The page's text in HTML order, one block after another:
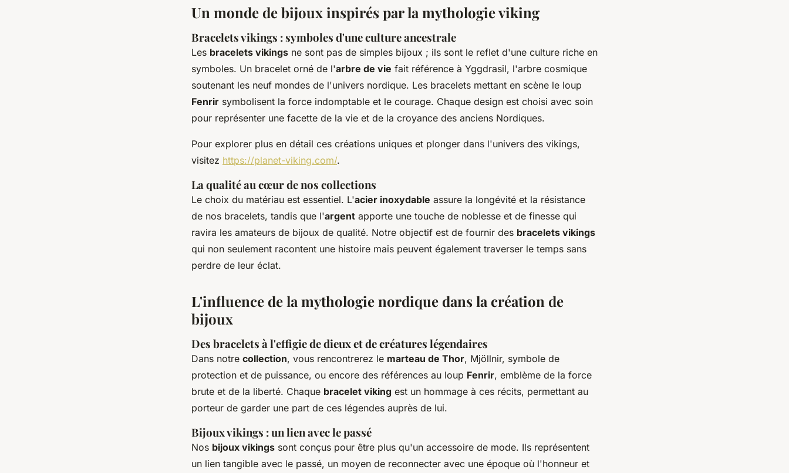
Un monde de bijoux inspirés par la mythologie viking
Bracelets vikings : symboles d'une culture ancestrale
Les bracelets vikings ne sont pas de simples bijoux ; ils sont le reflet d'une culture riche en
symboles. Un bracelet orné de l'arbre de vie fait référence à Yggdrasil, l'arbre cosmique
soutenant les neuf mondes de l'univers nordique. Les bracelets mettant en scène le loup
Fenrir symbolisent la force indomptable et le courage. Chaque design est choisi avec soin
pour représenter une facette de la vie et de la croyance des anciens Nordiques.
Pour explorer plus en détail ces créations uniques et plonger dans l'univers des vikings,
visitez https://planet-viking.com/.
La qualité au cœur de nos collections
Le choix du matériau est essentiel. L'acier inoxydable assure la longévité et la résistance
de nos bracelets, tandis que l'argent apporte une touche de noblesse et de finesse qui
ravira les amateurs de bijoux de qualité. Notre objectif est de fournir des bracelets vikings
qui non seulement racontent une histoire mais peuvent également traverser le temps sans
perdre de leur éclat.
L'influence de la mythologie nordique dans la création de
bijoux
Des bracelets à l'effigie de dieux et de créatures légendaires
Dans notre collection, vous rencontrerez le marteau de Thor, Mjöllnir, symbole de
protection et de puissance, ou encore des références au loup Fenrir, emblème de la force
brute et de la liberté. Chaque bracelet viking est un hommage à ces récits, permettant au
porteur de garder une part de ces légendes auprès de lui.
Bijoux vikings : un lien avec le passé
Nos bijoux vikings sont conçus pour être plus qu'un accessoire de mode. Ils représentent
un lien tangible avec le passé, un moyen de reconnecter avec une époque où l'honneur et